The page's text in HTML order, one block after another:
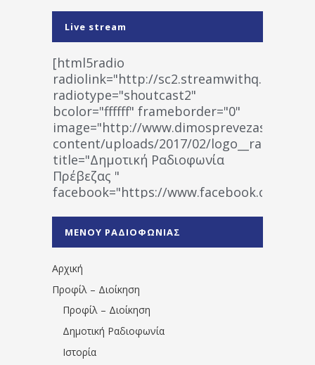
Live stream
[html5radio
radiolink="http://
radiotype="shoutcast2"
bcolor="ffffff" frameborder="0"
image="http://www.dimosprevezas.gr/wp-
content/uploads/2017/02/
title="Δημοτική Ραδιοφωνία
Πρέβεζας "
facebook="https://www.facebook.com/
1531194763766854/" artist="" ]
ΜΕΝΟΥ ΡΑΔΙΟΦΩΝΙΑΣ
Αρχική
Προφίλ – Διοίκηση
Προφίλ – Διοίκηση
Δημοτική Ραδιοφωνία
Ιστορία